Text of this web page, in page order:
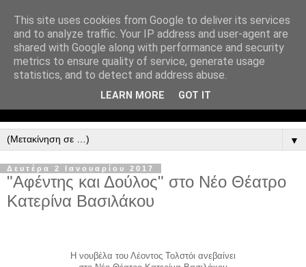
▼
Δευτέρα 2 Ιανουαρίου 2017
"Aφέντης και Δούλος" στο Νέο Θέατρο
Κατερίνα Βασιλάκου
Η νουβέλα του Λέοντος Τολστόι ανεβαίνει
This site uses cookies from Google to deliver its services
and to analyze traffic. Your IP address and user-agent are
shared with Google along with performance and security
metrics to ensure quality of service, generate usage
statistics, and to detect and address abuse.
LEARN MORE GOT IT